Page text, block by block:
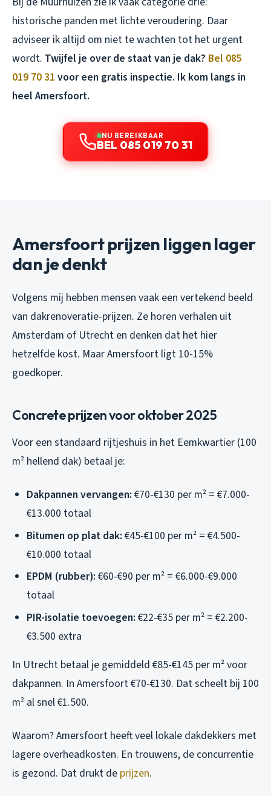
historische panden met lichte veroudering. Daar
adviseer ik altijd om niet te wachten tot het urgent
wordt. Twijfel je over de staat van je dak? Bel 085
019 70 31 voor een gratis inspectie. Ik kom langs in
heel Amersfoort.
NU BEREIKBAAR
BEL 085 019 70 31
Amersfoort prijzen liggen lager
dan je denkt
Volgens mij hebben mensen vaak een vertekend beeld
van dakrenoveratie-prijzen. Ze horen verhalen uit
Amsterdam of Utrecht en denken dat het hier
hetzelfde kost. Maar Amersfoort ligt 10-15%
goedkoper.
Concrete prijzen voor oktober 2025
Voor een standaard rijtjeshuis in het Eemkwartier (100
m² hellend dak) betaal je:
Dakpannen vervangen: €70-€130 per m² = €7.000-
€13.000 totaal
Bitumen op plat dak: €45-€100 per m² = €4.500-
€10.000 totaal
EPDM (rubber): €60-€90 per m² = €6.000-€9.000
totaal
PIR-isolatie toevoegen: €22-€35 per m² = €2.200-
€3.500 extra
In Utrecht betaal je gemiddeld €85-€145 per m² voor
dakpannen. In Amersfoort €70-€130. Dat scheelt bij 100
m² al snel €1.500.
Waarom? Amersfoort heeft veel lokale dakdekkers met
lagere overheadkosten. En trouwens, de concurrentie
is gezond. Dat drukt de prijzen.